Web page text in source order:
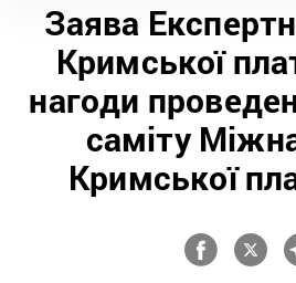
Заява
Кримської
нагоди
саміту
Кримської